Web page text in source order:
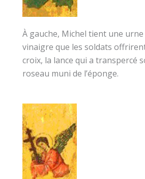
À gauche, Michel tient une
vinaigre que les soldats
croix, la lance qui a transpercé
roseau muni de l’éponge.